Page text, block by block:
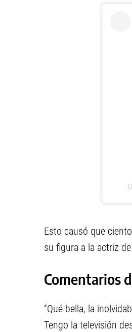
Esto causó que
su figura a la actriz
Comentarios
“Qué bella, la
Tengo la televisión